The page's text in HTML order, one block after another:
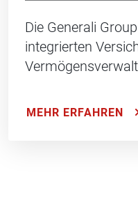
Die Generali
integrierten
MEHR ERFAHREN